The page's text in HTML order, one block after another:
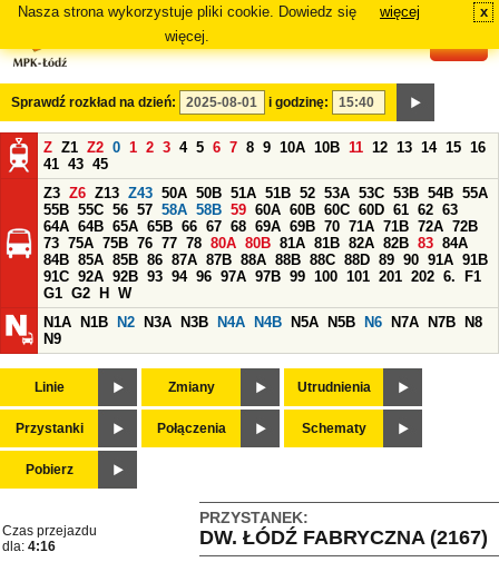
Nasza strona wykorzystuje pliki cookie. Dowiedz się
więcej.
więcej x
Sprawdź rozkład na dzień: i godzinę:
Z Z1 Z2 0 1 2 3 4 5 6 7 8 9 10A 10B 11 12 13 14 15 16
41 43 45
Z3 Z6 Z13 Z43 50A 50B 51A 51B 52 53A 53C 53B 54B 55A
55B 55C 56 57 58A 58B 59 60A 60B 60C 60D 61 62 63
64A 64B 65A 65B 66 67 68 69A 69B 70 71A 71B 72A 72B
73 75A 75B 76 77 78 80A 80B 81A 81B 82A 82B 83 84A
84B 85A 85B 86 87A 87B 88A 88B 88C 88D 89 90 91A 91B
91C 92A 92B 93 94 96 97A 97B 99 100 101 201 202 6.
F1
G1 G2 H
W
N1A
N1B N2 N3A N3B N4A N4B N5A N5B N6 N7A N7B
N8
N9
Linie Zmiany Utrudnienia
Przystanki Połączenia Schematy
Pobierz
PRZYSTANEK:
DW. ŁÓDŹ FABRYCZNA (2167)
Czas przejazdu
dla: 4:16